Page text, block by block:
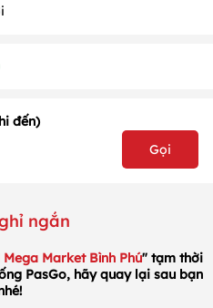
đến)
Gọi
ngắn
Market Bình Phú" tạm thời
PasGo, hãy quay lại sau bạn